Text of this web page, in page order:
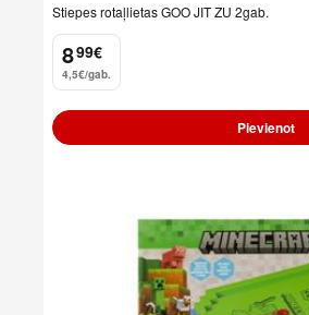
Stiepes rotaļlietas GOO JIT ZU 2gab.
8
. 99€
4,5€/gab.
Pievienot